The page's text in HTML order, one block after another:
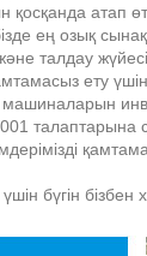
атап
ең озық
талдау
ету
машиналарын
талаптарына
бүгін бізбен